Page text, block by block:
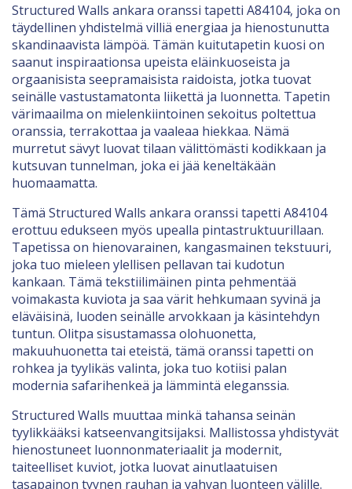
Structured Walls ankara oranssi tapetti A84104, joka on
täydellinen yhdistelmä villiä energiaa ja hienostunutta
skandinaavista lämpöä. Tämän kuitutapetin kuosi on
saanut inspiraationsa upeista eläinkuoseista ja
orgaanisista seepramaisista raidoista, jotka tuovat
seinälle vastustamatonta liikettä ja luonnetta. Tapetin
värimaailma on mielenkiintoinen sekoitus poltettua
oranssia, terrakottaa ja vaaleaa hiekkaa. Nämä
murretut sävyt luovat tilaan välittömästi kodikkaan ja
kutsuvan tunnelman, joka ei jää keneltäkään
huomaamatta.
Tämä Structured Walls ankara oranssi tapetti A84104
erottuu edukseen myös upealla pintastruktuurillaan.
Tapetissa on hienovarainen, kangasmainen tekstuuri,
joka tuo mieleen ylellisen pellavan tai kudotun
kankaan. Tämä tekstiilimäinen pinta pehmentää
voimakasta kuviota ja saa värit hehkumaan syvinä ja
eläväisinä, luoden seinälle arvokkaan ja käsintehdyn
tuntun. Olitpa sisustamassa olohuonetta,
makuuhuonetta tai eteistä, tämä oranssi tapetti on
rohkea ja tyylikäs valinta, joka tuo kotiisi palan
modernia safarihenkeä ja lämmintä eleganssia.
Structured Walls muuttaa minkä tahansa seinän
tyylikkääksi katseenvangitsijaksi. Mallistossa yhdistyvät
hienostuneet luonnonmateriaalit ja modernit,
taiteelliset kuviot, jotka luovat ainutlaatuisen
tasapainon tyynen rauhan ja vahvan luonteen välille.